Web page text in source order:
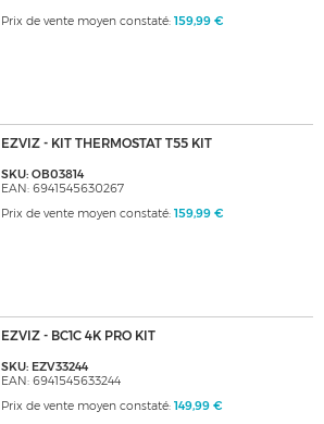
Prix de vente moyen constaté: 159,99 €
EZVIZ - KIT THERMOSTAT T55 KIT
SKU: OB03814
EAN: 6941545630267
Prix de vente moyen constaté: 159,99 €
EZVIZ - BC1C 4K PRO KIT
SKU: EZV33244
EAN: 6941545633244
Prix de vente moyen constaté: 149,99 €